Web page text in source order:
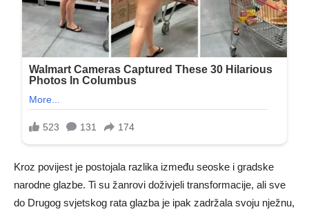
Kroz povijest je postojala razlika između seoske i gradske
narodne glazbe. Ti su žanrovi doživjeli transformacije, ali sve
do Drugog svjetskog rata glazba je ipak zadržala svoju nježnu,